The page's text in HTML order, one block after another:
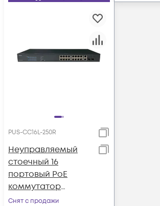
PUS-CC16L-250R
Неуправляемый
стоечный 16
портовый PoE
коммутатор
POWERTONE PUS-
Снят с продажи